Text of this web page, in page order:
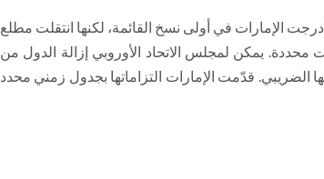
في القائمة لا يعني البقاء فيها بالضرورة. في عام 2017، أُدرجت الإمارات في أولى نسخ القائمة، لكنها انتقلت مطلع
محددة. يمكن لمجلس الاتحاد الأوروبي إزالة الدول من
الضريبي. قدّمت الإمارات التزاماتها بجدول زمني محدد